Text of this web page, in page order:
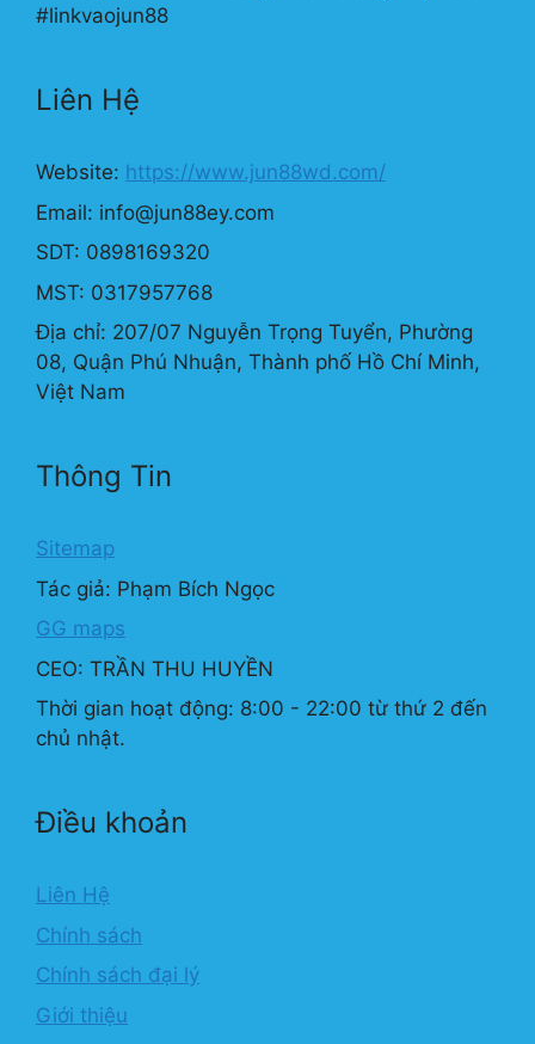
#linkvaojun88
Liên Hệ
Website: https://www.jun88wd.com/
Email: info@jun88ey.com
SDT: 0898169320
MST: 0317957768
Địa chỉ: 207/07 Nguyễn Trọng Tuyển, Phường
08, Quận Phú Nhuận, Thành phố Hồ Chí Minh,
Việt Nam
Thông Tin
Sitemap
Tác giả: Phạm Bích Ngọc
GG maps
CEO: TRẦN THU HUYỀN
Thời gian hoạt động: 8:00 - 22:00 từ thứ 2 đến
chủ nhật.
Điều khoản
Liên Hệ
Chính sách
Chính sách đại lý
Giới thiệu